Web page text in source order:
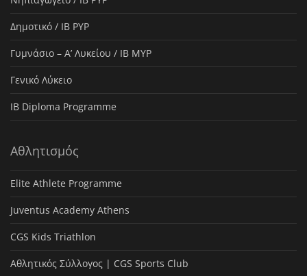
Δημοτικό / IB PYP
Γυμνάσιο – Α’ Λυκείου / IB MYP
Γενικό Λύκειο
IB Diploma Programme
Αθλητισμός
Elite Athlete Programme
Juventus Academy Athens
CGS Kids Triathlon
Αθλητικός Σύλλογος | CGS Sports Club